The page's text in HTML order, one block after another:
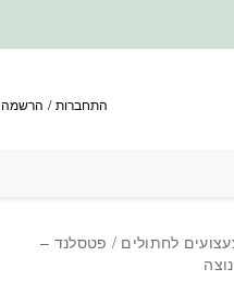
התחברות / הרשמה
לחתולים / פטסלנד –